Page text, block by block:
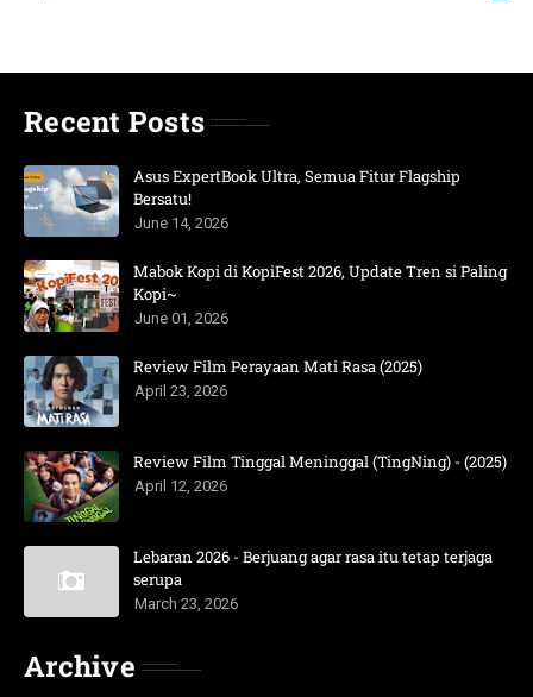
Recent Posts
Asus ExpertBook Ultra, Semua Fitur Flagship
Bersatu!
June 14, 2026
Mabok Kopi di KopiFest 2026, Update Tren si Paling
Kopi~
June 01, 2026
Review Film Perayaan Mati Rasa (2025)
April 23, 2026
Review Film Tinggal Meninggal (TingNing) - (2025)
April 12, 2026
Lebaran 2026 - Berjuang agar rasa itu tetap terjaga
serupa
March 23, 2026
Archive